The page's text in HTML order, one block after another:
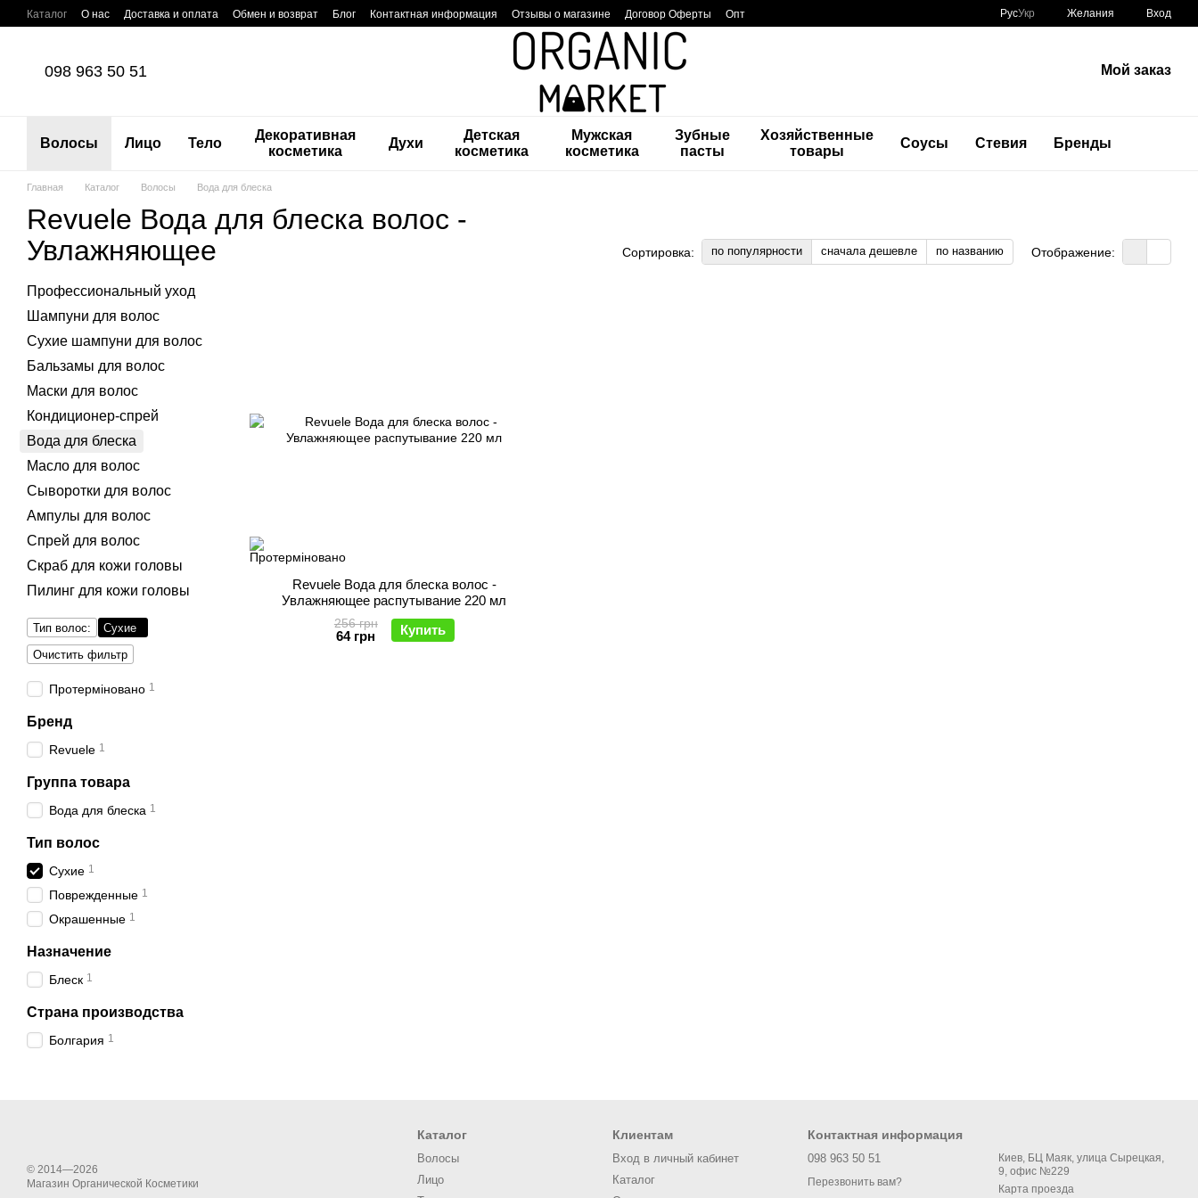
Перейти к основному контенту
Каталог О нас Доставка и оплата Обмен и возврат Блог Контактная информация Отзывы о магазине Договор Оферты Опт РусУкр Желания Вход
098 963 50 51 Мой заказ
Волосы Лицо Тело
Декоративная
косметика
Духи
Детская
косметика
Мужская
косметика
Зубные
пасты
Хозяйственные
товары
Соусы Стевия Бренды
Главная Каталог Волосы Вода для блеска
Revuele Вода для блеска волос -
Увлажняющее
Сортировка: по популярности сначала дешевле по названию Отображение:
Revuele Вода для блеска волос -
Увлажняющее распутывание 220 мл
256 грн
64 грн Купить
Профессиональный уход
Шампуни для волос
Сухие шампуни для волос
Бальзамы для волос
Маски для волос
Кондиционер-спрей
Вода для блеска
Масло для волос
Сыворотки для волос
Ампулы для волос
Спрей для волос
Скраб для кожи головы
Пилинг для кожи головы
Тип волос:
Сухие
Очистить фильтр
Протерміновано 1
Бренд
Revuele 1
Группа товара
Вода для блеска 1
Тип волос
Сухие 1
Поврежденные 1
Окрашенные 1
Назначение
Блеск 1
Страна производства
Болгария 1
© 2014—2026
Магазин Органической Косметики
Каталог
Волосы
Лицо
Клиентам
Вход в личный кабинет
Каталог
Контактная информация
098 963 50 51
Перезвонить вам?
Киев, БЦ Маяк, улица Сырецкая,
9, офис №229
Карта проезда